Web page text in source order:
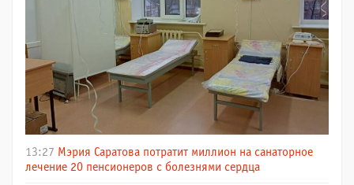
13:27 Мэрия Саратова потратит миллион на санаторное
лечение 20 пенсионеров с болезнями сердца